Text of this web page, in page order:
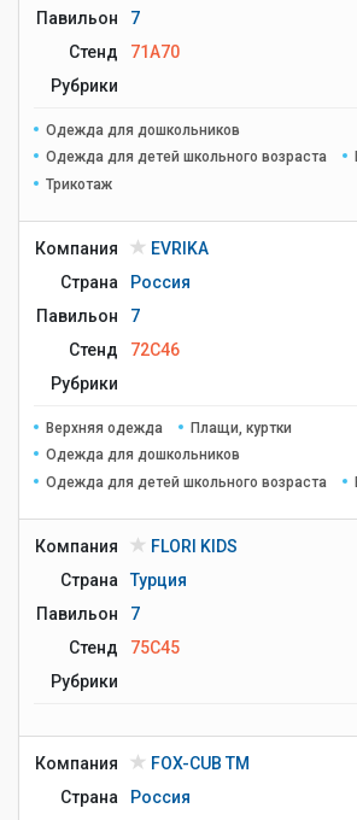
Павильон
7
Стенд
71A70
Рубрики
Одежда для дошкольников
Одежда для детей школьного возраста
Трикотаж
Компания
EVRIKA
Страна
Россия
Павильон
7
Стенд
72C46
Рубрики
Верхняя одежда
Плащи, куртки
Одежда для дошкольников
Одежда для детей школьного возраста
Компания
FLORI KIDS
Страна
Турция
Павильон
7
Стенд
75C45
Рубрики
Компания
FOX-CUB TM
Страна
Россия